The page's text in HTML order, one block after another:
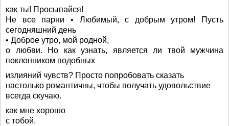
как ты! Просыпайся!
Не все парни • Любимый, с добрым утром! Пусть
сегодняшний день
• Доброе утро, мой родной,
о любви. Но как узнать, является ли твой мужчина
поклонником подобных
излияний чувств? Просто попробовать сказать
настолько романтичны, чтобы получать удовольствие
всегда скучаю.
как мне хорошо
с тобой.